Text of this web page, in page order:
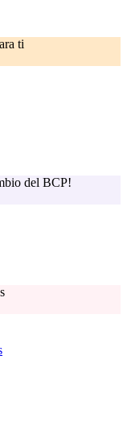
ti
del BCP!